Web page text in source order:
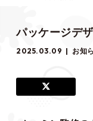
パッケージデ
2025.03.09 お知